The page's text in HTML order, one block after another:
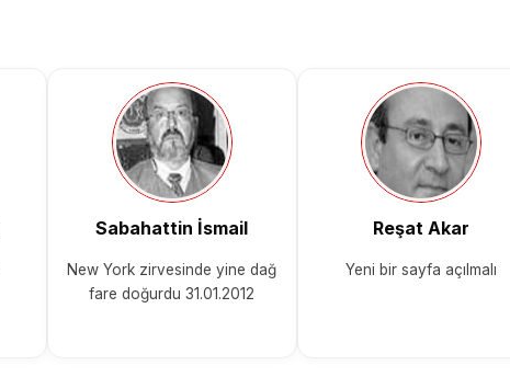
Sabahattin İsmail
New York zirvesinde yine dağ
fare doğurdu 31.01.2012
Reşat Akar
Yeni bir sayfa açılmalı